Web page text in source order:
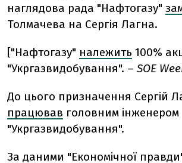
наглядова рада "Нафтогазу"
Толмачева на Сергія Лагна.
["Нафтогазу" належить 100%
"Укргазвидобування". – SOE
До цього призначення Сергій
працював головним інженером
"Укргазвидобування".
За даними "Економічної